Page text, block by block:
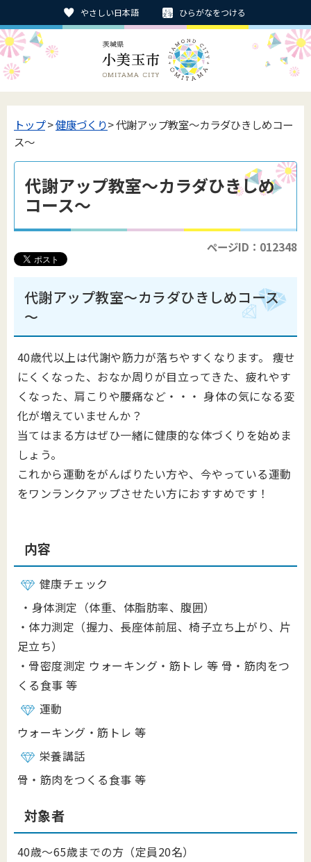
やさしい日本語 ひらがなをつける
トップ>健康づくり> 代謝アップ教室～カラダひきしめコー
ス～
代謝アップ教室～カラダひきしめ
コース～
ページID：012348
代謝アップ教室～カラダひきしめコース
～
40歳代以上は代謝や筋⼒が落ちやすくなります。 痩せ
にくくなった、おなか周りが⽬⽴ってきた、疲れやす
くなった、肩こりや腰痛など‧‧‧ ⾝体の気になる変
化が増えていませんか？
当てはまる⽅はぜひ⼀緒に健康的な体づくりを始めま
しょう。
これから運動をがんばりたい⽅や、今やっている運動
をワンランクアップさせたい⽅におすすめです！
内容
健康チェック
‧⾝体測定（体重、体脂肪率、腹囲）
‧体⼒測定（握⼒、⻑座体前屈、椅⼦⽴ち上がり、⽚
⾜⽴ち）
‧⾻密度測定 ウォーキング‧筋トレ 等 ⾻‧筋⾁をつ
くる⾷事 等
運動
ウォーキング‧筋トレ 等
栄養講話
⾻‧筋⾁をつくる⾷事 等
対象者
40歳～65歳までの方（定員20名）